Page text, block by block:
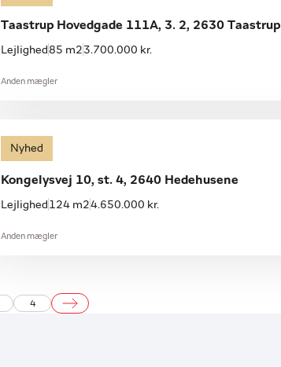
Taastrup Hovedgade 111A, 3. 2, 2630 Taastrup
Lejlighed 85 m2 3.700.000 kr.
Anden mægler
Nyhed
Kongelysvej 10, st. 4, 2640 Hedehusene
Lejlighed 124 m24.650.000 kr.
Anden mægler
4